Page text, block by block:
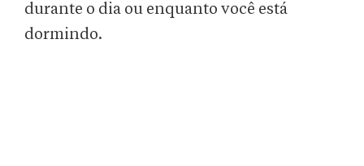
durante o dia ou enquanto você está
dormindo.